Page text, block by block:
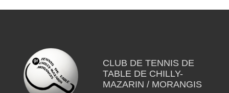
CLUB DE TENNIS DE
TABLE DE CHILLY-
MAZARIN / MORANGIS